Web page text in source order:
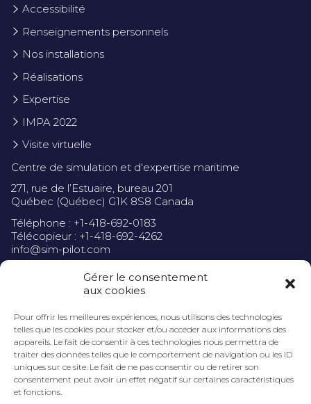
Gérer le consentement
aux cookies
Pour offrir les meilleures expériences, nous utilisons des technologies
telles que les cookies pour stocker et/ou accéder aux informations des
appareils. Le fait de consentir à ces technologies nous permettra de
traiter des données telles que le comportement de navigation ou les ID
uniques sur ce site. Le fait de ne pas consentir ou de retirer son
consentement peut avoir un effet négatif sur certaines caractéristiques
et fonctions.
Accessibilité
Renseignements personnels
Nos installations
Réalisations
Expertise
IMPA 2022
Visite virtuelle
Centre de simulation et d'expertise maritime
271, rue de l’Estuaire, bureau 201
Québec (Québec) G1K 8S8 Canada
Téléphone : +1-418-692-0183
Télécopieur : +1-418-692-4262
info@sim-pilot.com
Politique de confidentialité